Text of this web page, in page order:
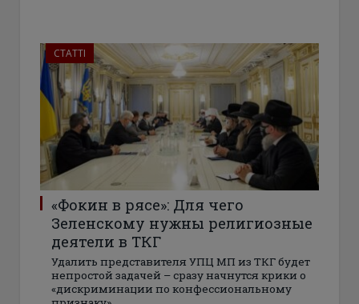
СТАТТІ
«Фокин в рясе»: Для чего
Зеленскому нужны религиозные
деятели в ТКГ
Удалить представителя УПЦ МП из ТКГ будет
непростой задачей – сразу начнутся крики о
«дискриминации по конфессиональному